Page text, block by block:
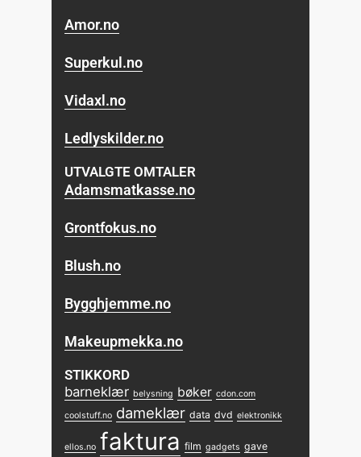
Amor.no
Superkul.no
Vidaxl.no
Ledlyskilder.no
UTVALGTE OMTALER
Adamsmatkasse.no
Grontfokus.no
Blush.no
Bygghjemme.no
Makeupmekka.no
STIKKORD
barneklær belysning bøker cdon.com
coolstuff.no dameklær data dvd elektronikk
ellos.no faktura film gadgets gave